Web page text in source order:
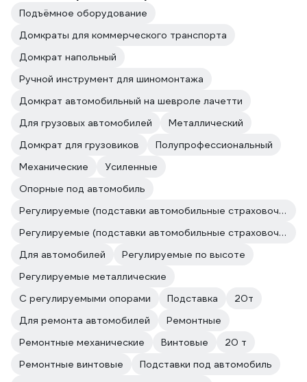
Подъёмное оборудование
Домкраты для коммерческого транспорта
Домкрат напольный
Ручной инструмент для шиномонтажа
Домкрат автомобильный на шевроле лачетти
Для грузовых автомобилей
Металлический
Домкрат для грузовиков
Полупрофессиональный
Механические
Усиленные
Опорные под автомобиль
Регулируемые (подставки автомобильные страховочные)
Регулируемые (подставки автомобильные страховочные)
Для автомобилей
Регулируемые по высоте
Регулируемые металлические
С регулируемыми опорами
Подставка
20т
Для ремонта автомобилей
Ремонтные
Ремонтные механические
Винтовые
20 т
Ремонтные винтовые
Подставки под автомобиль